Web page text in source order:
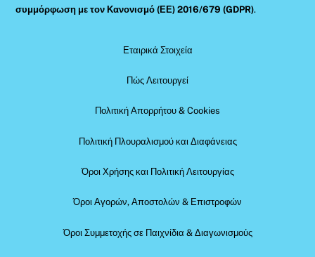
συμμόρφωση με τον Κανονισμό (ΕΕ) 2016/679 (GDPR).
Εταιρικά Στοιχεία
Πώς Λειτουργεί
Πολιτική Απορρήτου & Cookies
Πολιτική Πλουραλισμού και Διαφάνειας
Όροι Χρήσης και Πολιτική Λειτουργίας
Όροι Αγορών, Αποστολών & Επιστροφών
Όροι Συμμετοχής σε Παιχνίδια & Διαγωνισμούς